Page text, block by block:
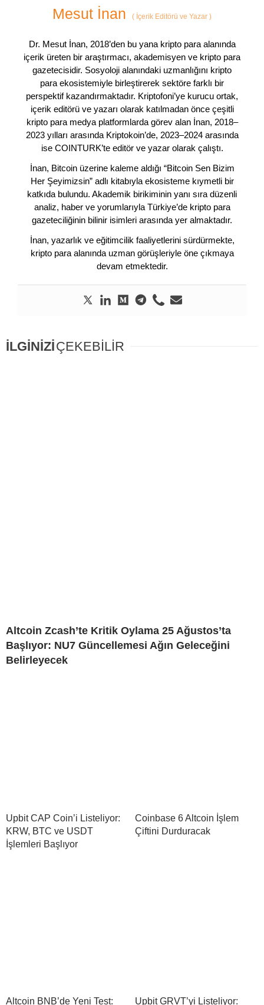
Mesut İnan ( İçerik Editörü ve Yazar )
Dr. Mesut İnan, 2018’den bu yana kripto para alanında
içerik üreten bir araştırmacı, akademisyen ve kripto para
gazetecisidir. Sosyoloji alanındaki uzmanlığını kripto
para ekosistemiyle birleştirerek sektöre farklı bir
perspektif kazandırmaktadır. Kriptofoni’ye kurucu ortak,
içerik editörü ve yazarı olarak katılmadan önce çeşitli
kripto para medya platformlarda görev alan İnan, 2018–
2023 yılları arasında Kriptokoin’de, 2023–2024 arasında
ise COINTURK’te editör ve yazar olarak çalıştı.
İnan, Bitcoin üzerine kaleme aldığı “Bitcoin Sen Bizim
Her Şeyimizsin” adlı kitabıyla ekosisteme kıymetli bir
katkıda bulundu. Akademik birikiminin yanı sıra düzenli
analiz, haber ve yorumlarıyla Türkiye’de kripto para
gazeteciliğinin bilinir isimleri arasında yer almaktadır.
İnan, yazarlık ve eğitimcilik faaliyetlerini sürdürmekte,
kripto para alanında uzman görüşleriyle öne çıkmaya
devam etmektedir.
İLGİNİZİÇEKEBİLİR
Altcoin Zcash’te Kritik Oylama 25 Ağustos’ta
Başlıyor: NU7 Güncellemesi Ağın Geleceğini
Belirleyecek
Upbit CAP Coin’i Listeliyor:
KRW, BTC ve USDT
İşlemleri Başlıyor
Coinbase 6 Altcoin İşlem
Çiftini Durduracak
Altcoin BNB’de Yeni Test: Upbit GRVT’yi Listeliyor: